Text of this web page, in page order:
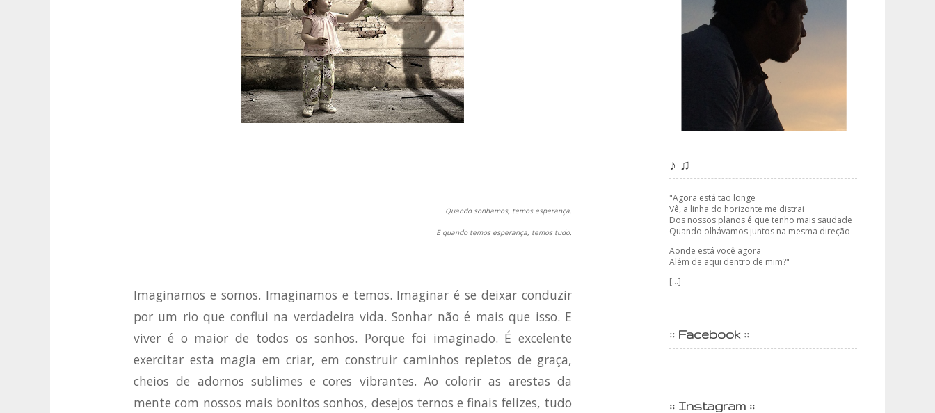
Quando sonhamos, temos esperança.
E quando temos esperança, temos tudo.
Imaginamos e somos. Imaginamos e temos. Imaginar é se deixar conduzir
por um rio que conflui na verdadeira vida. Sonhar não é mais que isso. E
viver é o maior de todos os sonhos. Porque foi imaginado. É excelente
exercitar esta magia em criar, em construir caminhos repletos de graça,
cheios de adornos sublimes e cores vibrantes. Ao colorir as arestas da
mente com nossos mais bonitos sonhos, desejos ternos e finais felizes, tudo
♪ ♫
"Agora está tão longe
Vê, a linha do horizonte me distrai
Dos nossos planos é que tenho mais saudade
Quando olhávamos juntos na mesma direção
Aonde está você agora
Além de aqui dentro de mim?"
[...]
:: Facebook ::
:: Instagram ::